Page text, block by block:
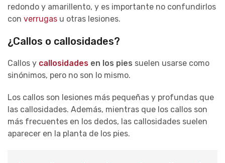
redondo y amarillento, y es importante no confundirlos
con verrugas u otras lesiones.
¿Callos o callosidades?
Callos y callosidades en los pies suelen usarse como
sinónimos, pero no son lo mismo.
Los callos son lesiones más pequeñas y profundas que
las callosidades. Además, mientras que los callos son
más frecuentes en los dedos, las callosidades suelen
aparecer en la planta de los pies.